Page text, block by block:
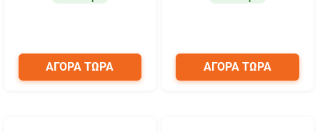
ΑΓΟΡΑ ΤΩΡΑ ΑΓΟΡΑ ΤΩΡΑ